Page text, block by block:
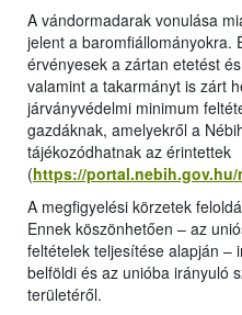
A vándormadarak vonulása
jelent a baromfiállományokra.
érvényesek a zártan etetést
valamint a takarmányt is zárt
járványvédelmi minimum
gazdáknak, amelyekről a
tájékozódhatnak az érintettek
(https://portal.nebih.gov.hu/
A megfigyelési körzetek
Ennek köszönhetően – az
feltételek teljesítése alapján –
belföldi és az unióba irányuló
területéről.